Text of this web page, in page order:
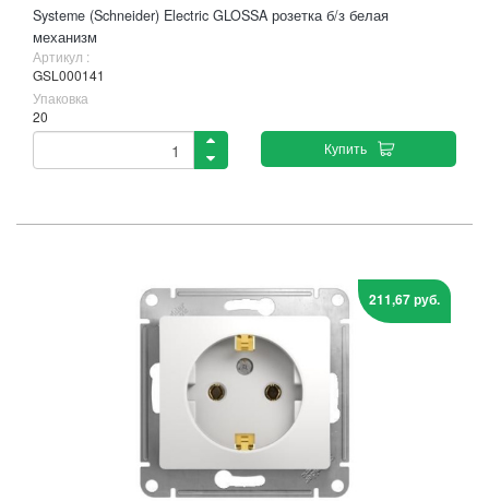
Systeme (Schneider) Electric GLOSSA розетка б/з белая
механизм
Артикул :
GSL000141
Упаковка
20
Купить
211,67 руб.